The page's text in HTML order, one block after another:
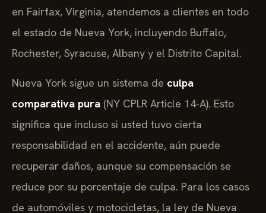
en Fairfax, Virginia, atendemos a clientes en todo
el estado de Nueva York, incluyendo Buffalo,
Rochester, Syracuse, Albany y el Distrito Capital.
Nueva York sigue un sistema de culpa
comparativa pura (NY CPLR Article 14-A). Esto
significa que incluso si usted tuvo cierta
responsabilidad en el accidente, aún puede
recuperar daños, aunque su compensación se
reduce por su porcentaje de culpa. Para los casos
de automóviles y motocicletas, la ley de Nueva